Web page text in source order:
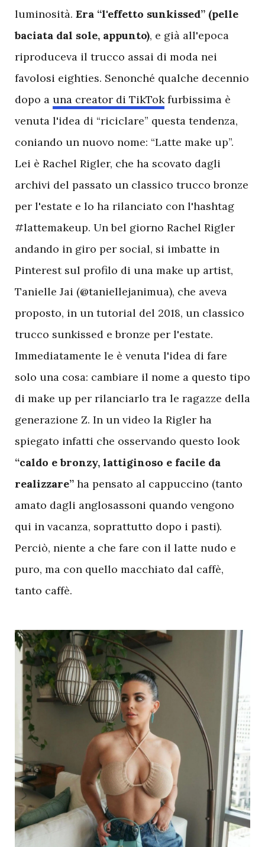
luminosità. Era “l'effetto sunkissed” (pelle
baciata dal sole, appunto), e già all'epoca
riproduceva il trucco assai di moda nei
favolosi eighties. Senonché qualche decennio
dopo a una creator di TikTokfurbissima è
venuta l'idea di “riciclare” questa tendenza,
coniando un nuovo nome: “Latte make up”.
Lei è Rachel Rigler, che ha scovato dagli
archivi del passato un classico trucco bronze
per l'estate e lo ha rilanciato con l'hashtag
#lattemakeup. Un bel giorno Rachel Rigler
andando in giro per social, si imbatte in
Pinterest sul profilo di una make up artist,
Tanielle Jai (@taniellejanimua), che aveva
proposto, in un tutorial del 2018, un classico
trucco sunkissed e bronze per l'estate.
Immediatamente le è venuta l'idea di fare
solo una cosa: cambiare il nome a questo tipo
di make up per rilanciarlo tra le ragazze della
generazione Z. In un video la Rigler ha
spiegato infatti che osservando questo look
“caldo e bronzy, lattiginoso e facile da
realizzare” ha pensato al cappuccino (tanto
amato dagli anglosassoni quando vengono
qui in vacanza, soprattutto dopo i pasti).
Perciò, niente a che fare con il latte nudo e
puro, ma con quello macchiato dal caffè,
tanto caffè.